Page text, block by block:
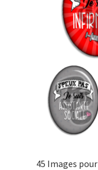
45 Images pour